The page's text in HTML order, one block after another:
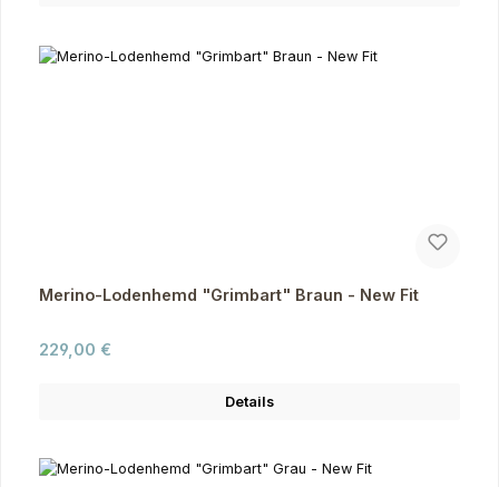
Merino-Lodenhemd "Grimbart" Braun - New Fit
Regulärer Preis:
229,00 €
Details